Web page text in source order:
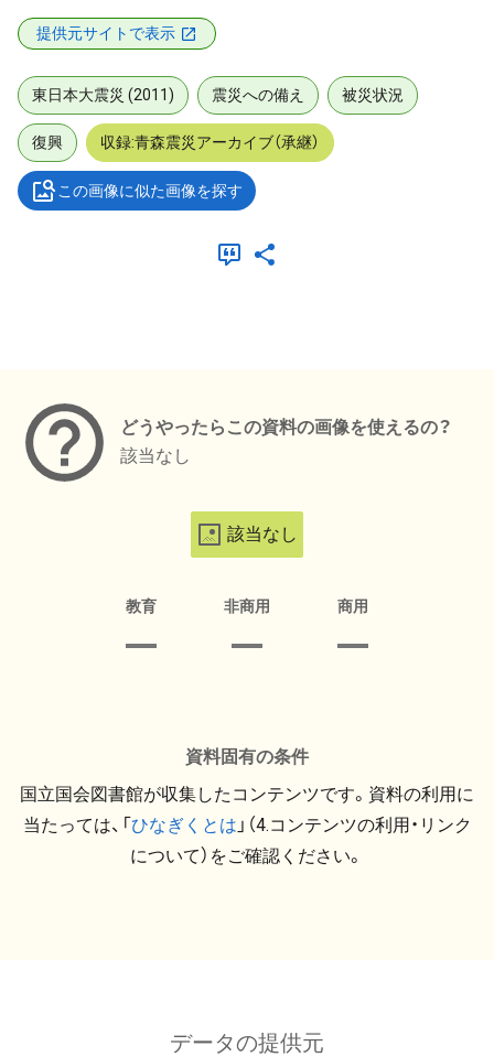
提供元サイトで表示
東日本大震災 (2011) 震災への備え 被災状況
復興 収録:青森震災アーカイブ（承継）
この画像に似た画像を探す
どうやったらこの資料の画像を使えるの？
該当なし
該当なし
教育 非商用 商用
資料固有の条件
国立国会図書館が収集したコンテンツです。資料の利用に
当たっては、「ひなぎくとは 」（4.コンテンツの利用・リンク
について）をご確認ください。
データの提供元